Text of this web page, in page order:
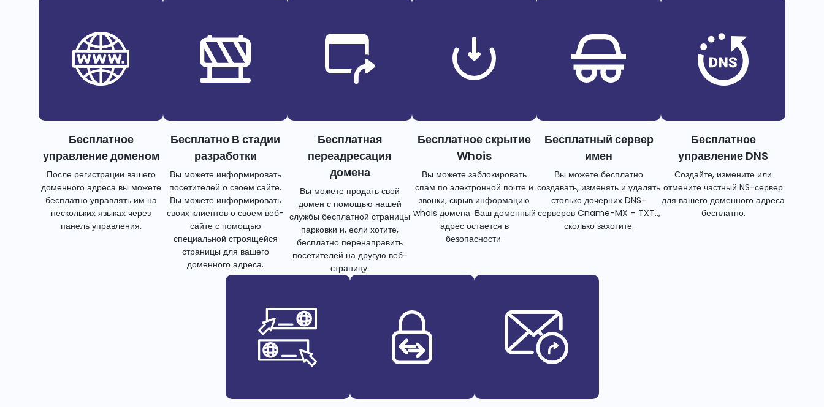
Бесплатное
управление доменом
После регистрации вашего
доменного адреса вы можете
бесплатно управлять им на
нескольких языках через
панель управления.
Бесплатно В стадии
разработки
Вы можете информировать
посетителей о своем сайте.
Вы можете информировать
своих клиентов о своем веб-
сайте с помощью
специальной строящейся
страницы для вашего
доменного адреса.
Бесплатная
переадресация
домена
Вы можете продать свой
домен с помощью нашей
службы бесплатной страницы
парковки и, если хотите,
бесплатно перенаправить
посетителей на другую веб-
страницу.
Бесплатное скрытие
Whois
Вы можете заблокировать
спам по электронной почте и
звонки, скрыв информацию
whois домена. Ваш доменный
адрес остается в
безопасности.
Бесплатный сервер
имен
Вы можете бесплатно
создавать, изменять и удалять
столько дочерних DNS-
серверов Cname-MX – TXT..,
сколько захотите.
Бесплатное
управление DNS
Создайте, измените или
отмените частный NS-сервер
для вашего доменного адреса
бесплатно.